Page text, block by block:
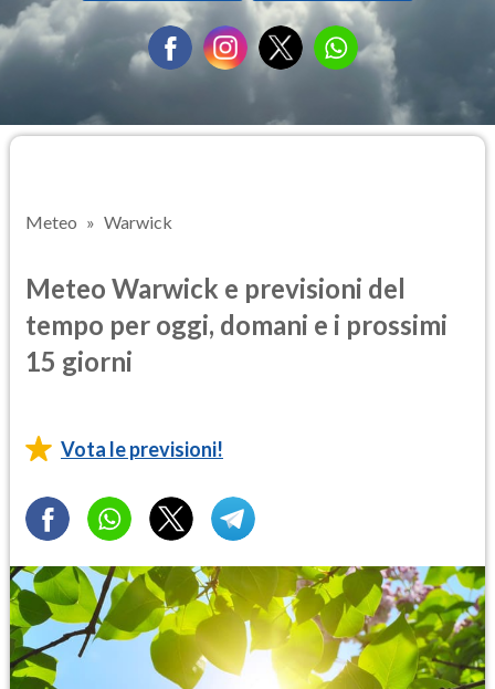
Meteo Warwick
Meteo Warwick e previsioni del
tempo per oggi, domani e i prossimi
15 giorni
Vota le previsioni!